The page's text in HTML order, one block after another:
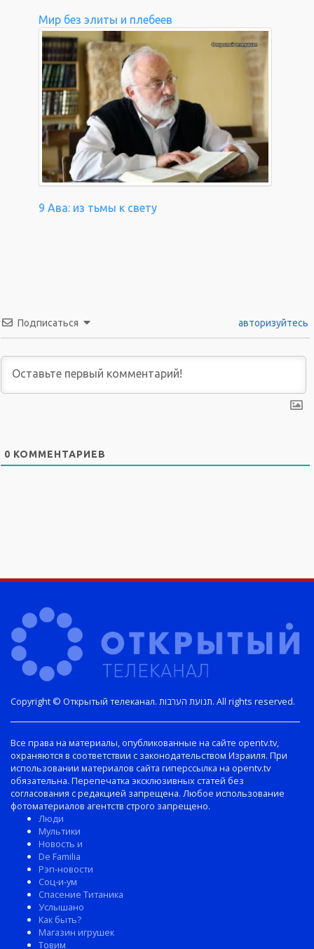
Мир без элиты и плебеев
9 Ава: из тьмы к свету
Подписаться авторизуйтесь
0 КОММЕНТАРИЕВ
Copyright © Открытый телеканал. תנועת הערבות. All rights reserved.
Все права на материалы, опубликованные на сайте opentv.tv,
охраняются в соответствии с законодательством Израиля. При
использовании материалов сайта гиперссылка на opentv.tv
обязательна. Перепечатка эксклюзивных статей без
согласования с редакцией запрещена. Любое использование
фотоматериалов агентств строго запрещено.
Люди
Мультики
Новость и
De Familia
Рэп-новости
Соц-и-ум
Спасение Титаника
Услышано
Как быть?
Магазин игрушек
Товим